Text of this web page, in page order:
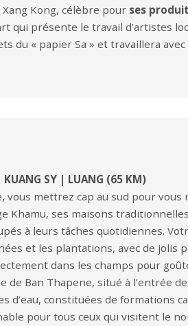
Kong, célèbre pour ses
qui présente le travail d’artistes
du « papier Sa » et travaillera
KUANG SY | LUANG (65 KM)
vous mettrez cap au sud pour vous
Khamu, ses maisons
à leurs tâches quotidiennes.
et les plantations, avec de jolis
dans les champs pour
de Ban Thapene, situé à l’entrée
d’eau, constituées de formations
pour tous ceux qui visitent le